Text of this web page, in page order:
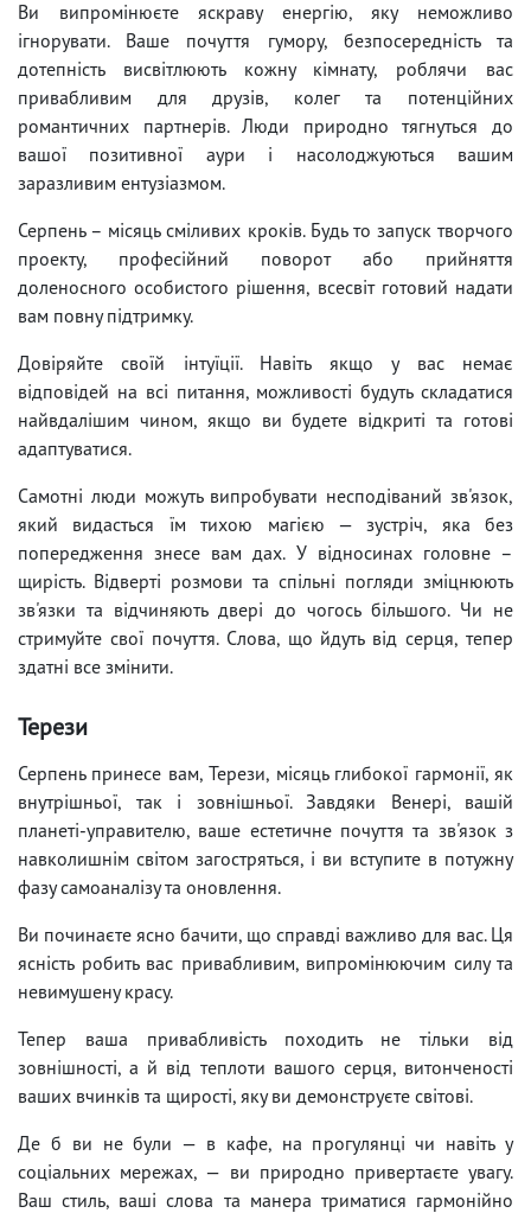
Ви випромінюєте яскраву енергію, яку неможливо
ігнорувати. Ваше почуття гумору, безпосередність та
дотепність висвітлюють кожну кімнату, роблячи вас
привабливим для друзів, колег та потенційних
романтичних партнерів. Люди природно тягнуться до
вашої позитивної аури і насолоджуються вашим
заразливим ентузіазмом.
Серпень – місяць сміливих кроків. Будь то запуск творчого
проекту, професійний поворот або прийняття
доленосного особистого рішення, всесвіт готовий надати
вам повну підтримку.
Довіряйте своїй інтуїції. Навіть якщо у вас немає
відповідей на всі питання, можливості будуть складатися
найвдалішим чином, якщо ви будете відкриті та готові
адаптуватися.
Самотні люди можуть випробувати несподіваний зв'язок,
який видасться їм тихою магією — зустріч, яка без
попередження знесе вам дах. У відносинах головне –
щирість. Відверті розмови та спільні погляди зміцнюють
зв'язки та відчиняють двері до чогось більшого. Чи не
стримуйте свої почуття. Слова, що йдуть від серця, тепер
здатні все змінити.
Терези
Серпень принесе вам, Терези, місяць глибокої гармонії, як
внутрішньої, так і зовнішньої. Завдяки Венері, вашій
планеті-управителю, ваше естетичне почуття та зв'язок з
навколишнім світом загостряться, і ви вступите в потужну
фазу самоаналізу та оновлення.
Ви починаєте ясно бачити, що справді важливо для вас. Ця
ясність робить вас привабливим, випромінюючим силу та
невимушену красу.
Тепер ваша привабливість походить не тільки від
зовнішності, а й від теплоти вашого серця, витонченості
ваших вчинків та щирості, яку ви демонструєте світові.
Де б ви не були — в кафе, на прогулянці чи навіть у
соціальних мережах, — ви природно привертаєте увагу.
Ваш стиль, ваші слова та манера триматися гармонійно